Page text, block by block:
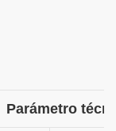
Parámetro